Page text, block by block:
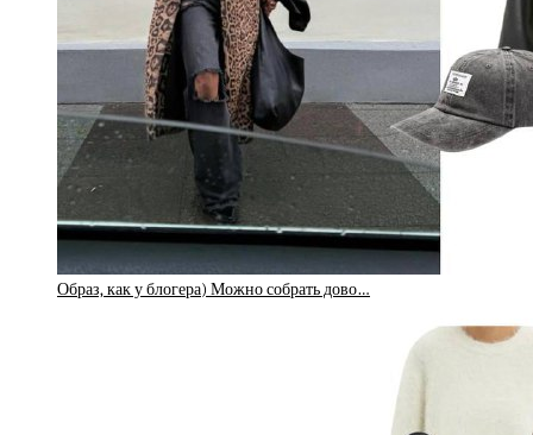
Образ, как у блогера) Можно собрать дово…